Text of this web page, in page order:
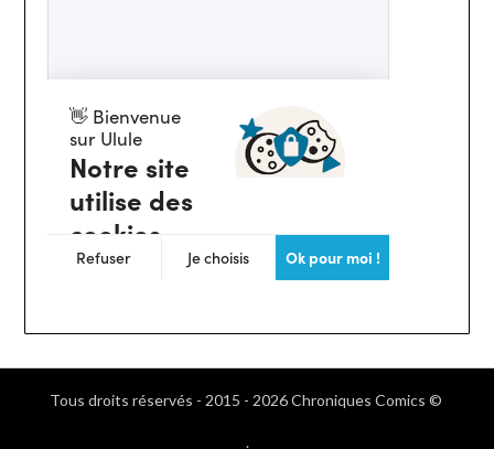
Tous droits réservés - 2015 - 2026 Chroniques Comics ©
.